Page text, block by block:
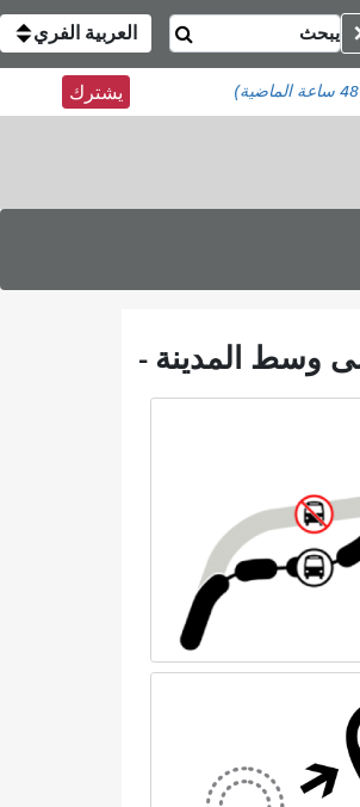
العربية الفري
يشترك